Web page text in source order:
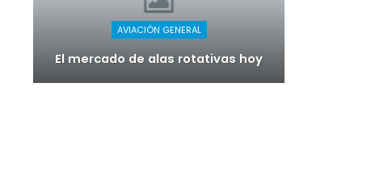
AVIACIÓN GENERAL
El mercado de alas rotativas hoy